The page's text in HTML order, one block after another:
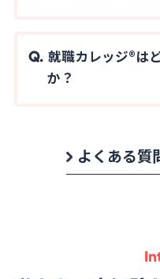
就職カレッジ®は
か？
よくある質